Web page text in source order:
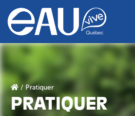
/ Pratiquer
PRATIQUER